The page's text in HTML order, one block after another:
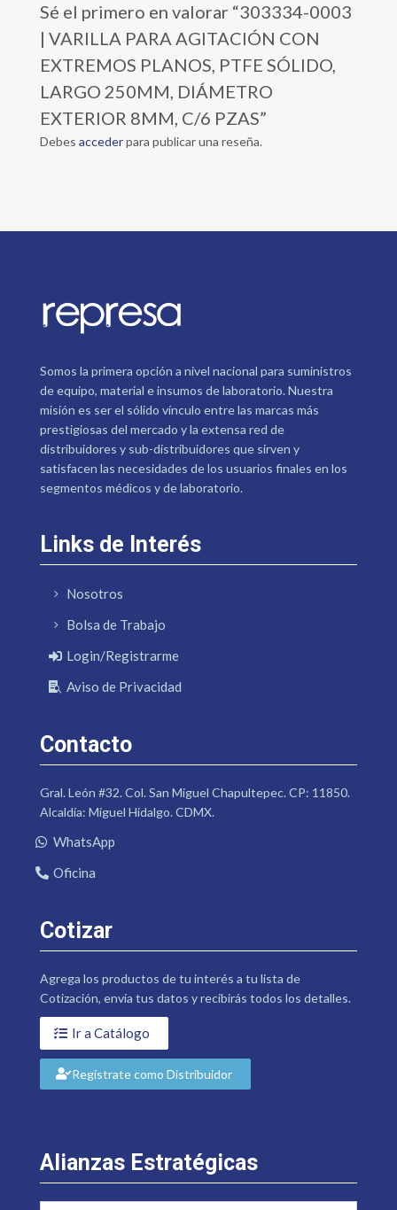
Sé el primero en valorar “303334-0003
| VARILLA PARA AGITACIÓN CON
EXTREMOS PLANOS, PTFE SÓLIDO,
LARGO 250MM, DIÁMETRO
EXTERIOR 8MM, C/6 PZAS”
Debes accederpara publicar una reseña.
Somos la primera opción a nivel nacional para suministros
de equipo, material e insumos de laboratorio. Nuestra
misión es ser el sólido vínculo entre las marcas más
prestigiosas del mercado y la extensa red de
distribuidores y sub-distribuidores que sirven y
satisfacen las necesidades de los usuarios finales en los
segmentos médicos y de laboratorio.
Links de Interés
Nosotros
Bolsa de Trabajo
Login/Registrarme
Aviso de Privacidad
Contacto
Gral. León #32. Col. San Miguel Chapultepec. CP: 11850.
Alcaldía: Miguel Hidalgo. CDMX.
WhatsApp
Oficina
Cotizar
Agrega los productos de tu interés a tu lista de
Cotización, envía tus datos y recibirás todos los detalles.
Ir a Catálogo
Regístrate como Distribuidor
Alianzas Estratégicas